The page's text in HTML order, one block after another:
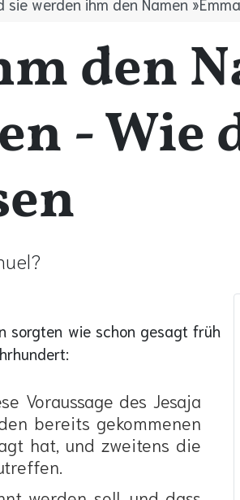
den
- Wie
sorgten wie schon gesagt früh
Voraussage des Jesaja
bereits gekommenen
hat, und zweitens die